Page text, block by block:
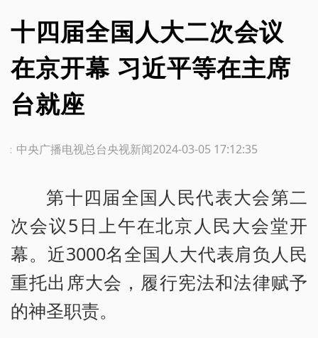
十四届全国人大二次会议
在京开幕 习近平等在主席
台就座
2024-03-05 17:12:35
：中央广播电视总台央视新闻
第十四届全国人民代表大会第二
次会议5日上午在北京人民大会堂开
幕。近3000名全国人大代表肩负人民
重托出席大会，履行宪法和法律赋予
的神圣职责。